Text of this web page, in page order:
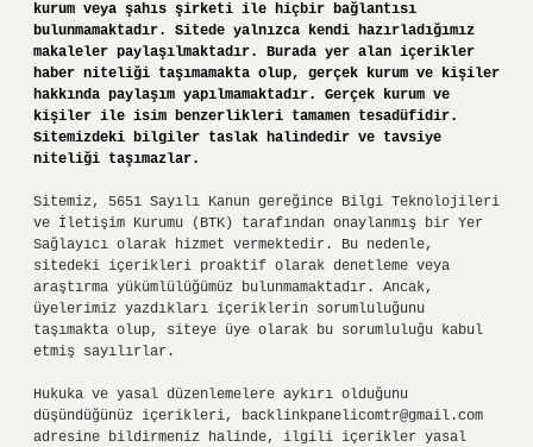
kurum veya şahıs şirketi ile hiçbir bağlantısı
bulunmamaktadır. Sitede yalnızca kendi hazırladığımız
makaleler paylaşılmaktadır. Burada yer alan içerikler
haber niteliği taşımamakta olup, gerçek kurum ve kişiler
hakkında paylaşım yapılmamaktadır. Gerçek kurum ve
kişiler ile isim benzerlikleri tamamen tesadüfidir.
Sitemizdeki bilgiler taslak halindedir ve tavsiye
niteliği taşımazlar.
Sitemiz, 5651 Sayılı Kanun gereğince Bilgi Teknolojileri
ve İletişim Kurumu (BTK) tarafından onaylanmış bir Yer
Sağlayıcı olarak hizmet vermektedir. Bu nedenle,
sitedeki içerikleri proaktif olarak denetleme veya
araştırma yükümlülüğümüz bulunmamaktadır. Ancak,
üyelerimiz yazdıkları içeriklerin sorumluluğunu
taşımakta olup, siteye üye olarak bu sorumluluğu kabul
etmiş sayılırlar.
Hukuka ve yasal düzenlemelere aykırı olduğunu
düşündüğünüz içerikleri, backlinkpanelicomtr@gmail.com
adresine bildirmeniz halinde, ilgili içerikler yasal